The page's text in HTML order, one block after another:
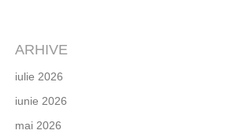
ARHIVE
iulie 2026
iunie 2026
mai 2026